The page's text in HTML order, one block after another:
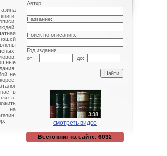
не
в
на
Автор:
Название:
Поиск по описанию:
Год издания:
от:
до:
смотреть видео
Всего книг на сайте: 6032